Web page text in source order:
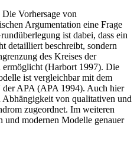
Die Vorhersage von
Argumentation eine Frage
ist dabei, dass ein
detailliert beschreibt, sondern
des Kreises der
ermöglicht (Harbort 1997). Die
ist vergleichbar mit dem
APA (APA 1994). Auch hier
von qualitativen und
zugeordnet. Im weiteren
und modernen Modelle genauer